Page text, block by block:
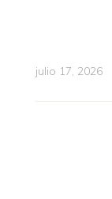
julio 17, 2026